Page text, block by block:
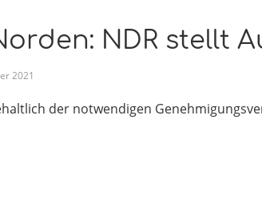
NDR stellt
2021
der notwendigen